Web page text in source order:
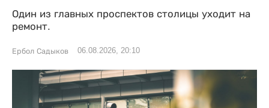
Один из главных проспектов столицы уходит на
ремонт.
Ербол Садыков 06.08.2026, 20:10